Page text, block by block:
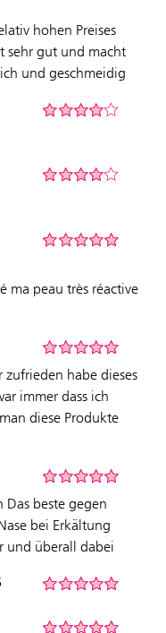
hohen Preises
sehr gut und macht
und geschmeidig
ma peau très réactive
habe dieses
immer dass ich
diese Produkte
Das beste gegen
bei Erkältung
und überall dabei